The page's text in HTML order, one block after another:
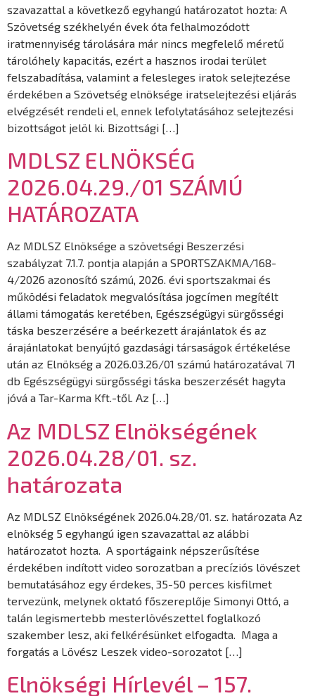
szavazattal a következő egyhangú határozatot hozta: A
Szövetség székhelyén évek óta felhalmozódott
iratmennyiség tárolására már nincs megfelelő méretű
tárolóhely kapacitás, ezért a hasznos irodai terület
felszabadítása, valamint a felesleges iratok selejtezése
érdekében a Szövetség elnöksége iratselejtezési eljárás
elvégzését rendeli el, ennek lefolytatásához selejtezési
bizottságot jelöl ki. Bizottsági […]
MDLSZ ELNÖKSÉG
2026.04.29./01 SZÁMÚ
HATÁROZATA
Az MDLSZ Elnöksége a szövetségi Beszerzési
szabályzat 7.1.7. pontja alapján a SPORTSZAKMA/168-
4/2026 azonosító számú, 2026. évi sportszakmai és
működési feladatok megvalósítása jogcímen megítélt
állami támogatás keretében, Egészségügyi sürgősségi
táska beszerzésére a beérkezett árajánlatok és az
árajánlatokat benyújtó gazdasági társaságok értékelése
után az Elnökség a 2026.03.26/01 számú határozatával 71
db Egészségügyi sürgősségi táska beszerzését hagyta
jóvá a Tar-Karma Kft.-től. Az […]
Az MDLSZ Elnökségének
2026.04.28/01. sz.
határozata
Az MDLSZ Elnökségének 2026.04.28/01. sz. határozata Az
elnökség 5 egyhangú igen szavazattal az alábbi
határozatot hozta. A sportágaink népszerűsítése
érdekében indított video sorozatban a precíziós lövészet
bemutatásához egy érdekes, 35-50 perces kisfilmet
tervezünk, melynek oktató főszereplője Simonyi Ottó, a
talán legismertebb mesterlövészettel foglalkozó
szakember lesz, aki felkérésünket elfogadta. Maga a
forgatás a Lövész Leszek video-sorozatot […]
Elnökségi Hírlevél – 157.